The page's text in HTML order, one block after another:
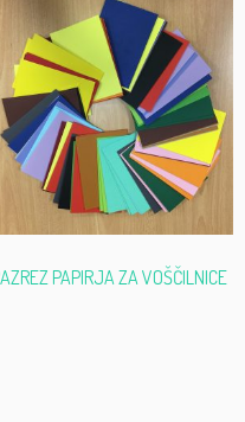
PAPIRJA ZA VOŠČILNICE